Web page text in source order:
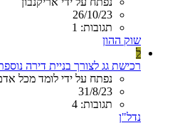
26/10/23
תגובות: 1
שוק ההון
ל
רכישת גג לצורך בניית דירה
נפתח על ידי לומד מכל
31/8/23
תגובות: 4
נדל"ן